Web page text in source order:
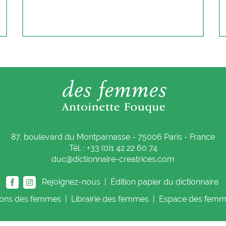
87, boulevard du Montparnasse - 75006 Paris - France
Tél. : +33 (0)1 42 22 60 74
duc@dictionnaire-creatrices.com
Rejoignez-nous |
Édition papier du dictionnaire
des femmes Librairie des femmes Espace des